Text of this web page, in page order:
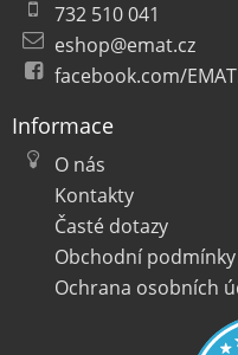
732 510 041
eshop@emat.cz
facebook.com/
Informace
O nás
Kontakty
Časté dotazy
Obchodní podmínky
Ochrana osobních